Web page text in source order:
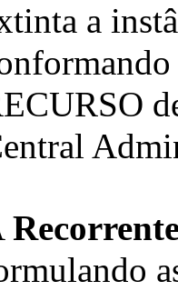
a